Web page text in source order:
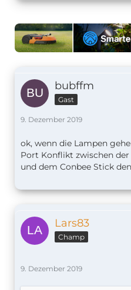
bubffm
Gast
9. Dezember 2019
ok, wenn die Lampen
Port Konflikt zwischen der
und dem Conbee Stick
Lars83
Champ
9. Dezember 2019